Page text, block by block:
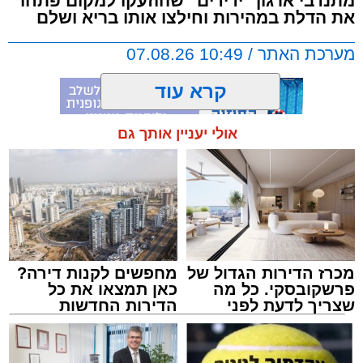
עמוקה בעיצומה של הנסיעה בכביש.
בעקבות פניות דחופות ודיווחים שהעבירו הנוסעים
המבוהלים למוקדי החירום, כוחות משטרה הוזעקו
לזירה ועצרו את האוטובוס בהמשך המסלול כדי
לטפל באירוע ולתחקר את המעורבים.
מעוניינים להגיב? לדווח ? צרו איתנו קשר במייל -
ASHDODS@ISNET.CO.IL
את הדלת במהירות וחילצו אותו בריא ושלם
מערכת האתר / 10:49 07.08.26
תגים:אשדוד, ידידים
אמש (חמישי) בסביבות השעה 21:49, התקבלה
קריאת חירום במוקד ארגון "ידידים" אודות תינוק
קרא עוד
אולי יעניין אותך גם
מכרז הדירות הגדול של
פרשקובסקי. כל מה
שצריך לדעת לפני
שמגישים הצעה לדירה
באשדוד
מחפשים לקנות דירה?
כאן תמצאו את כל
הדירות החדשות
למכירה באשדוד >>>